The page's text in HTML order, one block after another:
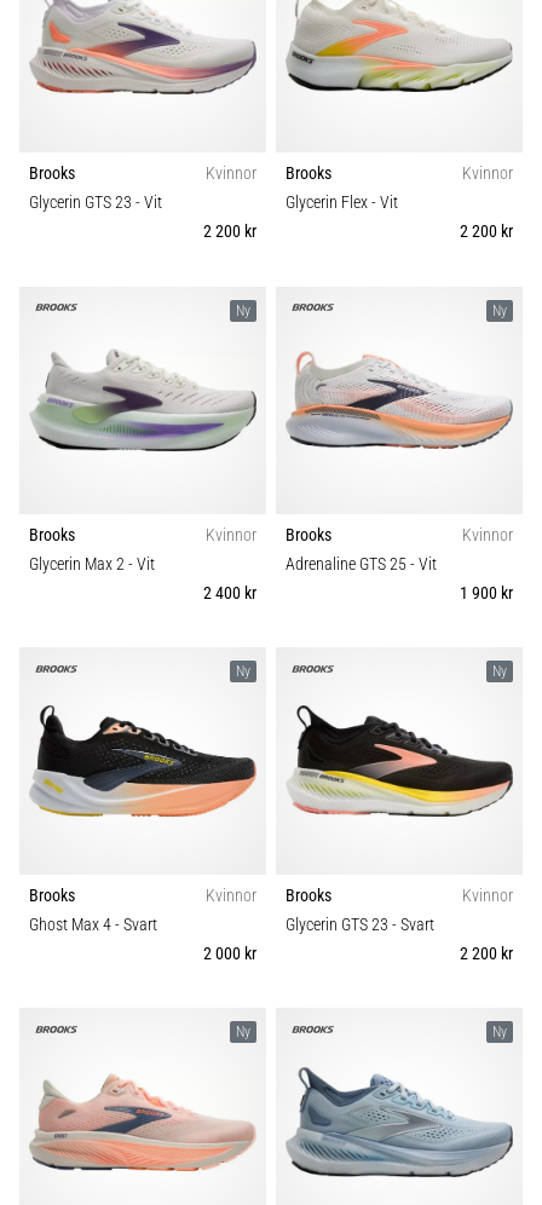
Brooks
Kvinnor
Glycerin GTS 23 - Vit
2 200 kr
Brooks
Kvinnor
Glycerin Flex- Vit
2 200 kr
Ny
Brooks
Kvinnor
Glycerin Max 2- Vit
2 400 kr
Ny
Brooks
Kvinnor
Adrenaline GTS 25- Vit
1 900 kr
Ny
Brooks
Kvinnor
Ghost Max 4- Svart
2 000 kr
Ny
Brooks
Kvinnor
Glycerin GTS 23 - Svart
2 200 kr
Ny Ny